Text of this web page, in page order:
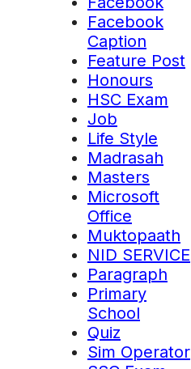
Facebook
Caption
Feature Post
Honours
HSC Exam
Job
Life Style
Madrasah
Masters
Microsoft
Office
Muktopaath
NID SERVICE
Paragraph
Primary
School
Quiz
Sim Operator